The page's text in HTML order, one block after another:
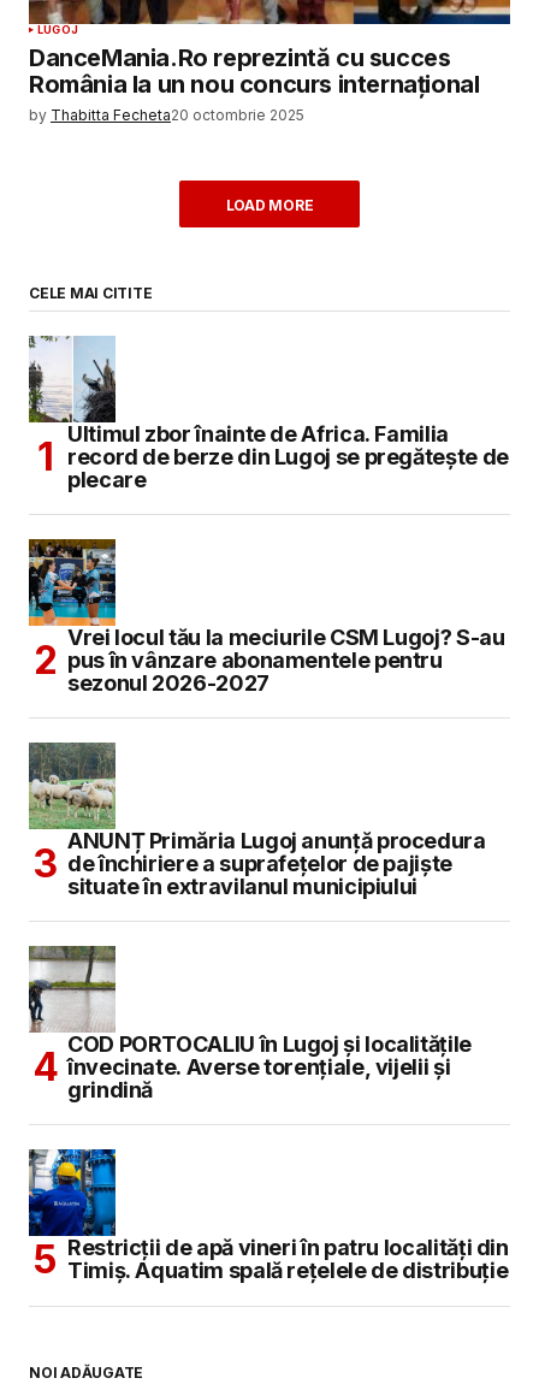
LUGOJ
DanceMania.Ro reprezintă cu succes
România la un nou concurs internațional
by Thabitta Fecheta20 octombrie 2025
LOAD MORE
CELE MAI CITITE
Ultimul zbor înainte de Africa. Familia
record de berze din Lugoj se pregătește de
plecare
Vrei locul tău la meciurile CSM Lugoj? S-au
pus în vânzare abonamentele pentru
sezonul 2026-2027
ANUNȚ Primăria Lugoj anunță procedura
de închiriere a suprafețelor de pajiște
situate în extravilanul municipiului
COD PORTOCALIU în Lugoj și localitățile
învecinate. Averse torențiale, vijelii și
grindină
Restricții de apă vineri în patru localități din
Timiș. Aquatim spală rețelele de distribuție
NOI ADĂUGATE